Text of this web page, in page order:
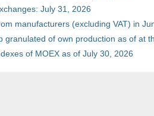
July 31, 2026
manufacturers (excluding VAT) in
granulated of own production as of at
of MOEX as of July 30, 2026